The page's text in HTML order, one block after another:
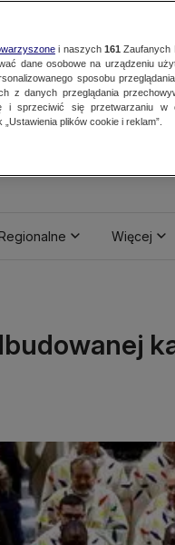
Więcej
i naszych 161 Zaufanych
dane osobowe na urządzeniu
sposobu
z danych przeglądania
i sprzeciwić się przetwarzaniu w
plików cookie i reklam”.